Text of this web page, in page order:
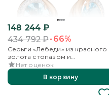
148 244 ₽
434 792₽-66%
Серьги «Лебеди» из красного
золота с топазом и
бесцветными топазами
Нет оценок
В корзину